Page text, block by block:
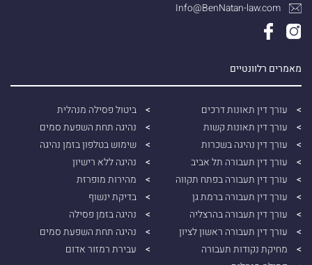
מאמרים רלוונטיים
עורך דין תאונות דרכים
עורך דין תאונות קשות
עורך דין נהיגה בשכרות
עורך דין תעבורה תל אביב
עורך דין תעבורה בפתח תקווה
עורך דין תעבורה ברמת גן
עורך דין תעבורה בהרצליה
עורך דין תעבורה ראשון לציון
מחיקת נקודות תעבורה
ביטול פסילה מנהלית
נהיגה תחת השפעת סמים
שימוש בטלפון בזמן נהיגה
נהיגה ללא רישיון
מהירות מופרזת
בדיקת ינשוף
נהיגה בזמן פסילה
נהיגה תחת השפעת סמים
עבירת רמזור אדום
Info@BenNatan-law.com